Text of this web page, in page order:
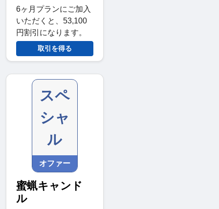
6ヶ月プランにご加入
いただくと、53,100
円割引になります。
取引を得る
スペ
シャ
ル
オファー
蜜蝋キャンド
ル